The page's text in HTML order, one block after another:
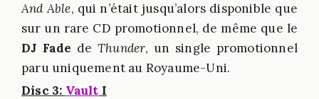
And Able, qui n’était jusqu’alors disponible que
sur un rare CD promotionnel, de même que le
DJ Fade de Thunder, un single promotionnel
paru uniquement au Royaume-Uni.
Disc 3: Vault I